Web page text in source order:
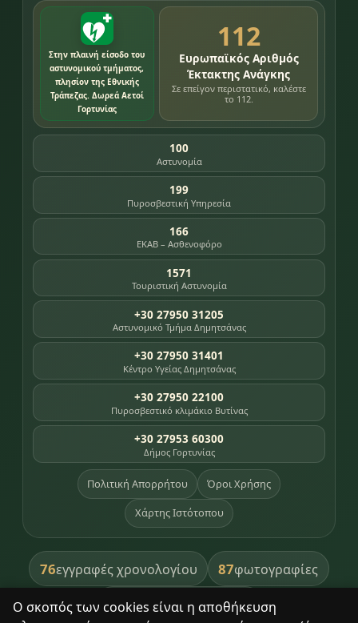
Ο σκοπός των cookies είναι η αποθήκευση
Στην πλαινή είσοδο του
αστυνομικού τμήματος,
πλησίον της Εθνικής
Τράπεζας. Δωρεά Αετοί
Γορτυνίας
112
Ευρωπαϊκός Αριθμός
Έκτακτης Ανάγκης
Σε επείγον περιστατικό, καλέστε
το 112.
100
Αστυνομία
199
Πυροσβεστική Υπηρεσία
166
ΕΚΑΒ – Ασθενοφόρο
1571
Τουριστική Αστυνομία
+30 27950 31205
Αστυνομικό Τμήμα Δημητσάνας
+30 27950 31401
Κέντρο Υγείας Δημητσάνας
+30 27950 22100
Πυροσβεστικό κλιμάκιο Βυτίνας
+30 27953 60300
Δήμος Γορτυνίας
Πολιτική Απορρήτου Όροι Χρήσης
Χάρτης Ιστότοπου
76εγγραφές χρονολογίου 87φωτογραφίες
391βιβλία βιβλιοθήκης